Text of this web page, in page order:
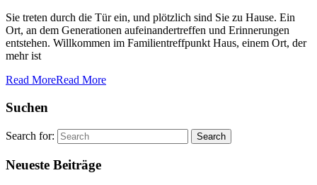
Sie treten durch die Tür ein, und plötzlich sind Sie zu Hause. Ein
Ort, an dem Generationen aufeinandertreffen und Erinnerungen
entstehen. Willkommen im Familientreffpunkt Haus, einem Ort, der
mehr ist
Read MoreRead More
Suchen
Search for:
Neueste Beiträge